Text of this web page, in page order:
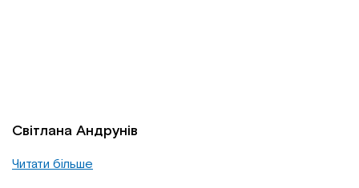
Світлана Андрунів
Читати більше